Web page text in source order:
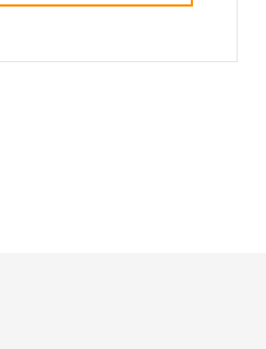
の連携およびディレ